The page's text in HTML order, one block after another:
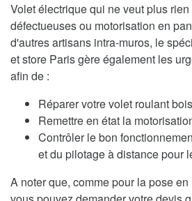
Volet électrique qui ne veut plus
défectueuses ou motorisation en
d'autres artisans intra-muros, le
et store Paris gère également les
afin de :
Réparer votre volet roulant
Remettre en état la
Contrôler le bon
et du pilotage à distance pour
A noter que, comme pour la pose